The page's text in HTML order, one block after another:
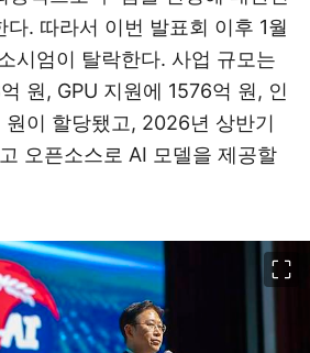
. 따라서 이번 발표회 이후 1월
시엄이 탈락한다. 사업 규모는
원, GPU 지원에 1576억 원, 인
이 할당됐고, 2026년 상반기
오픈소스로 AI 모델을 제공할